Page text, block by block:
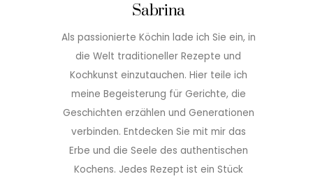
Sabrina
Als passionierte Köchin lade ich Sie ein, in
die Welt traditioneller Rezepte und
Kochkunst einzutauchen. Hier teile ich
meine Begeisterung für Gerichte, die
Geschichten erzählen und Generationen
verbinden. Entdecken Sie mit mir das
Erbe und die Seele des authentischen
Kochens. Jedes Rezept ist ein Stück